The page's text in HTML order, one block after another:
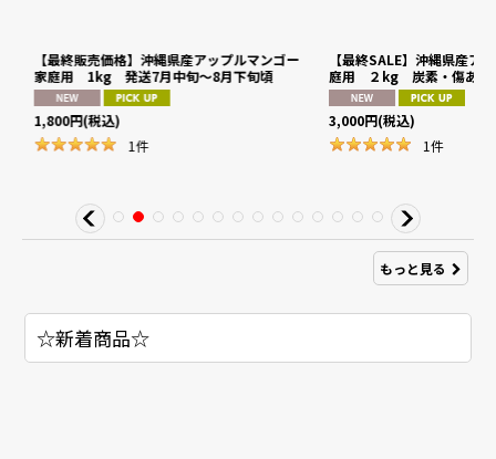
【最終販売価格】沖縄県産アップルマンゴー
家庭用 1kg 発送7月中旬〜8月下旬頃
1,800円(税込)
1件
【最終SALE】沖縄県産ア
庭用 ２kg 炭素・傷あ
3,000円(税込)
1件
もっと見る
☆新着商品☆